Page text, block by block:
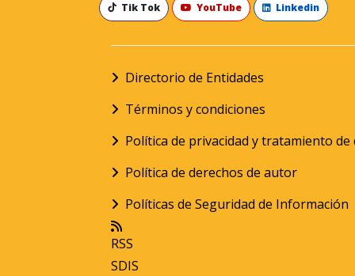
Tik Tok YouTube Linkedin
Directorio de Entidades
Términos y condiciones
Política de privacidad y tratamiento
Política de derechos de autor
Políticas de Seguridad de Información
RSS
SDIS